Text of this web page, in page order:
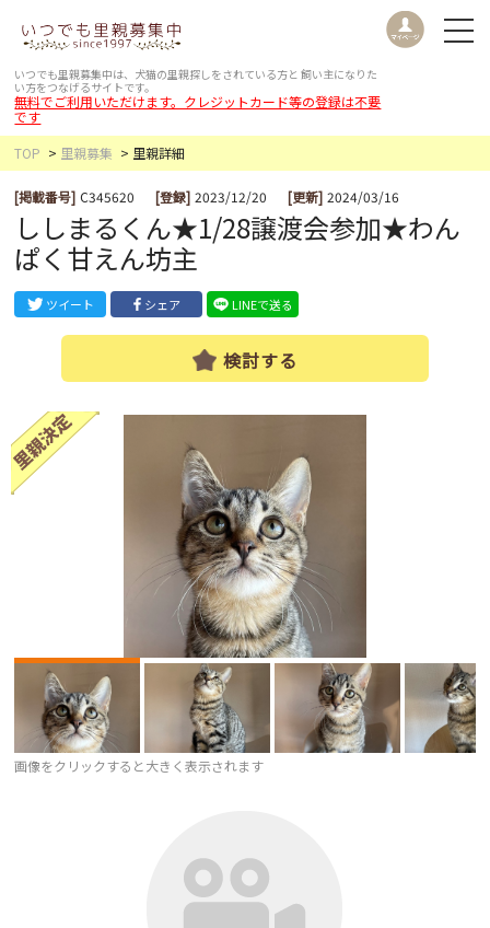
いつでも里親募集中は、犬猫の里親探しをされている方と 飼い主になりた
い方をつなげるサイトです。
無料でご利用いただけます。クレジットカード等の登録は不要
です
TOP
里親募集 里親詳細
[掲載番号] C345620 [登録] 2023/12/20 [更新] 2024/03/16
ししまるくん★1/28譲渡会参加★わん
ぱく甘えん坊主
ツイート シェア LINEで送る
検討する
画像をクリックすると大きく表示されます